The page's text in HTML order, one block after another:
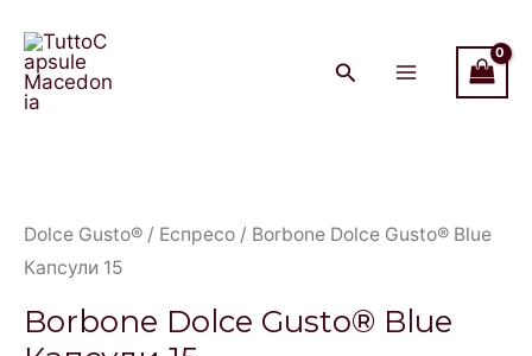
content
Menu
Dolce Gusto® / Еспресо / Borbone Dolce Gusto® Blue
Капсули 15
Borbone Dolce Gusto® Blue